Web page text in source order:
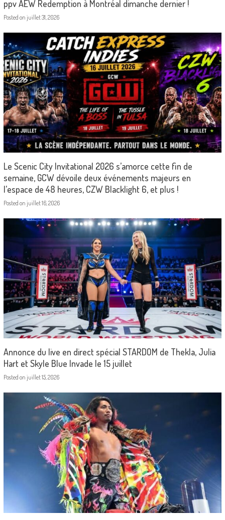
ppv AEW Redemption à Montréal dimanche dernier !
Posted on juillet 31, 2026
Le Scenic City Invitational 2026 s’amorce cette fin de
semaine, GCW dévoile deux événements majeurs en
l’espace de 48 heures, CZW Blacklight 6, et plus !
Posted on juillet 16, 2026
Annonce du live en direct spécial STARDOM de Thekla, Julia
Hart et Skyle Blue Invade le 15 juillet
Posted on juillet 15, 2026